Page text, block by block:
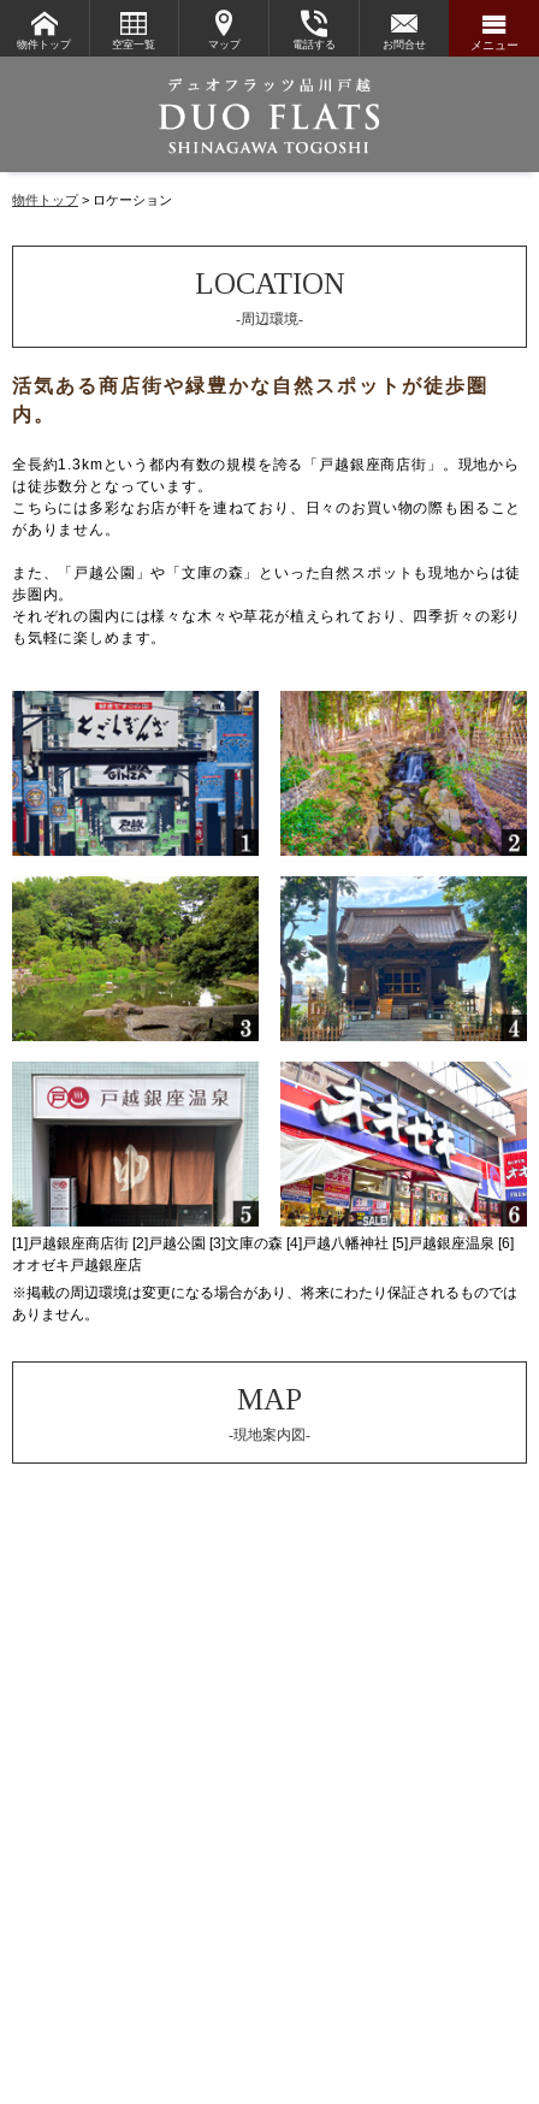
物件トップ 空室一覧 マップ 電話する お問合せ メニュー
物件トップ ロケーション
-周辺環境-
全長約1.3kmという都内有数の規模を誇る「戸越銀座商店街」。現地から
は徒歩数分となっています。
こちらには多彩なお店が軒を連ねており、日々のお買い物の際も困ること
がありません。
また、「戸越公園」や「文庫の森」といった自然スポットも現地からは徒
歩圏内。
それぞれの園内には様々な木々や草花が植えられており、四季折々の彩り
も気軽に楽しめます。
[1]戸越銀座商店街 [2]戸越公園 [3]文庫の森 [4]戸越八幡神社 [5]戸越銀座温泉 [6]
オオゼキ戸越銀座店
※掲載の周辺環境は変更になる場合があり、将来にわたり保証されるものでは
ありません。
-現地案内図-